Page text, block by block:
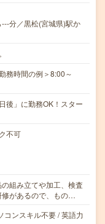
分／黒松(宮城県)駅か
務時間の例＞8:00～
」に勤務OK！スター
不可
組み立てや加工、検査
修があるので、もの…
コンスキル不要 / 英語力